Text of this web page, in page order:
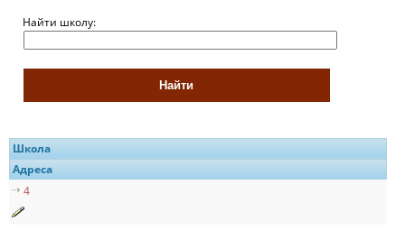
Найти школу:
Школа
Адреса
4